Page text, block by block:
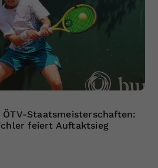
Staatsmeisterschaften:
feiert Auftaktsieg